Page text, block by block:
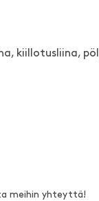
kiillotusliina,
meihin yhteyttä!